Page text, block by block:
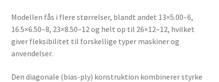
Modellen fås i flere størrelser, blandt andet 13×5.00–6,
16.5×6.50–8, 23×8.50–12 og helt op til 26×12–12, hvilket
giver fleksibilitet til forskellige typer maskiner og
anvendelser.
Den diagonale (bias-ply) konstruktion kombinerer styrke